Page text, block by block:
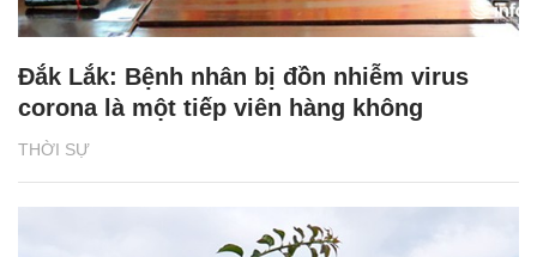
THỜI SỰ
Đắk Lắk: Bệnh nhân bị đồn nhiễm virus
corona là một tiếp viên hàng không